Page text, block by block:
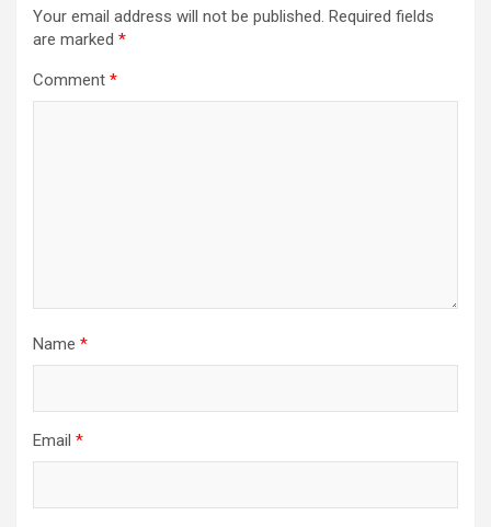
Your email address will not be published. Required fields
are marked *
Comment *
Name *
Email *